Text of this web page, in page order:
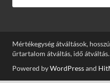
Mértékegység átváltások,
űrtartalom átváltás, idő átváltás.
Powered byWordPressand